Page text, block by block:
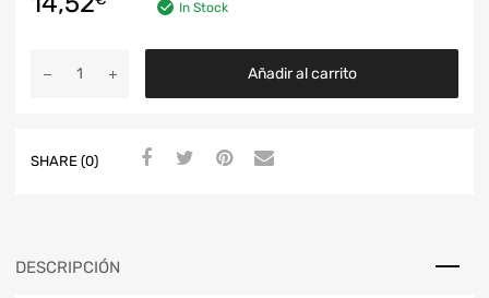
In Stock
Añadir al carrito
SHARE (0)
DESCRIPCIÓN